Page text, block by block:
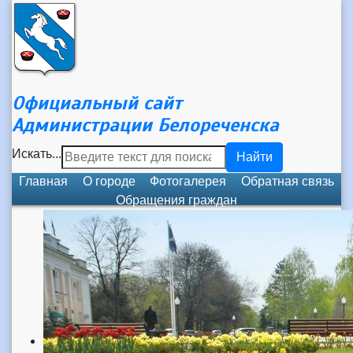
Официальный сайт
Администрации Белореченска
Искать...
Найти
Главная
О городе Фотогалерея
Обратная связь
Обращения граждан